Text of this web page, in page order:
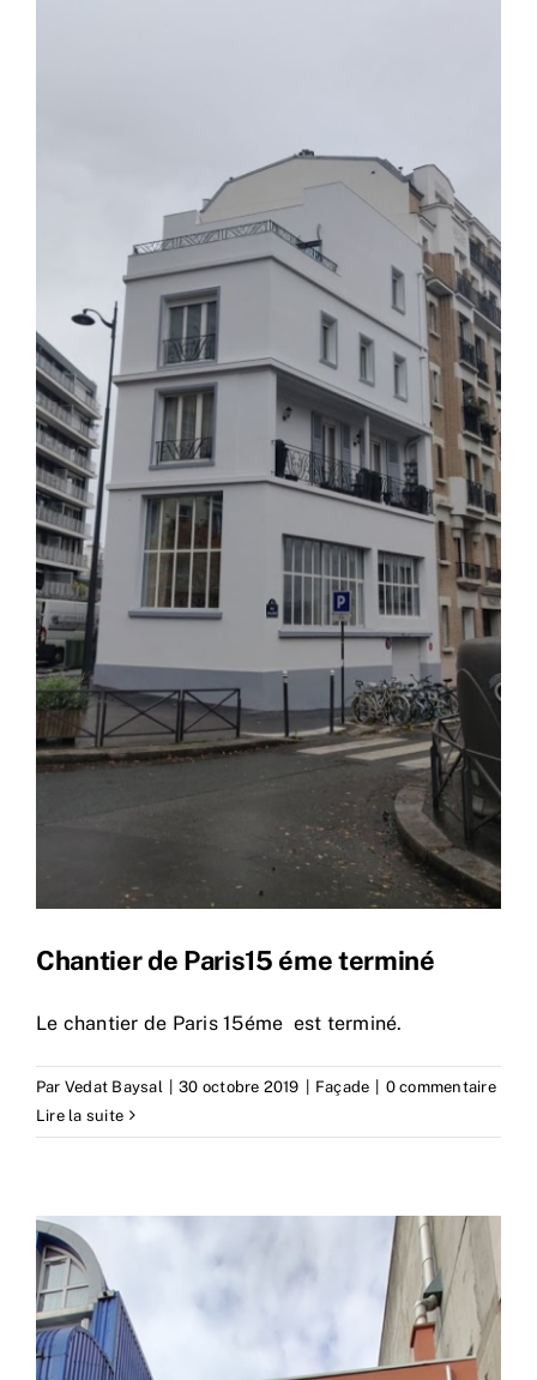
Chantier de Paris15 éme terminé
Le chantier de Paris 15éme est terminé.
Par Vedat Baysal | 30 octobre 2019 | Façade | 0 commentaire
Lire la suite